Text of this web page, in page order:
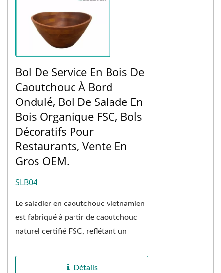
Bol De Service En Bois De
Caoutchouc À Bord
Ondulé, Bol De Salade En
Bois Organique FSC, Bols
Décoratifs Pour
Restaurants, Vente En
Gros OEM.
SLB04
Le saladier en caoutchouc vietnamien
est fabriqué à partir de caoutchouc
naturel certifié FSC, reflétant un
durabilité...
Détails